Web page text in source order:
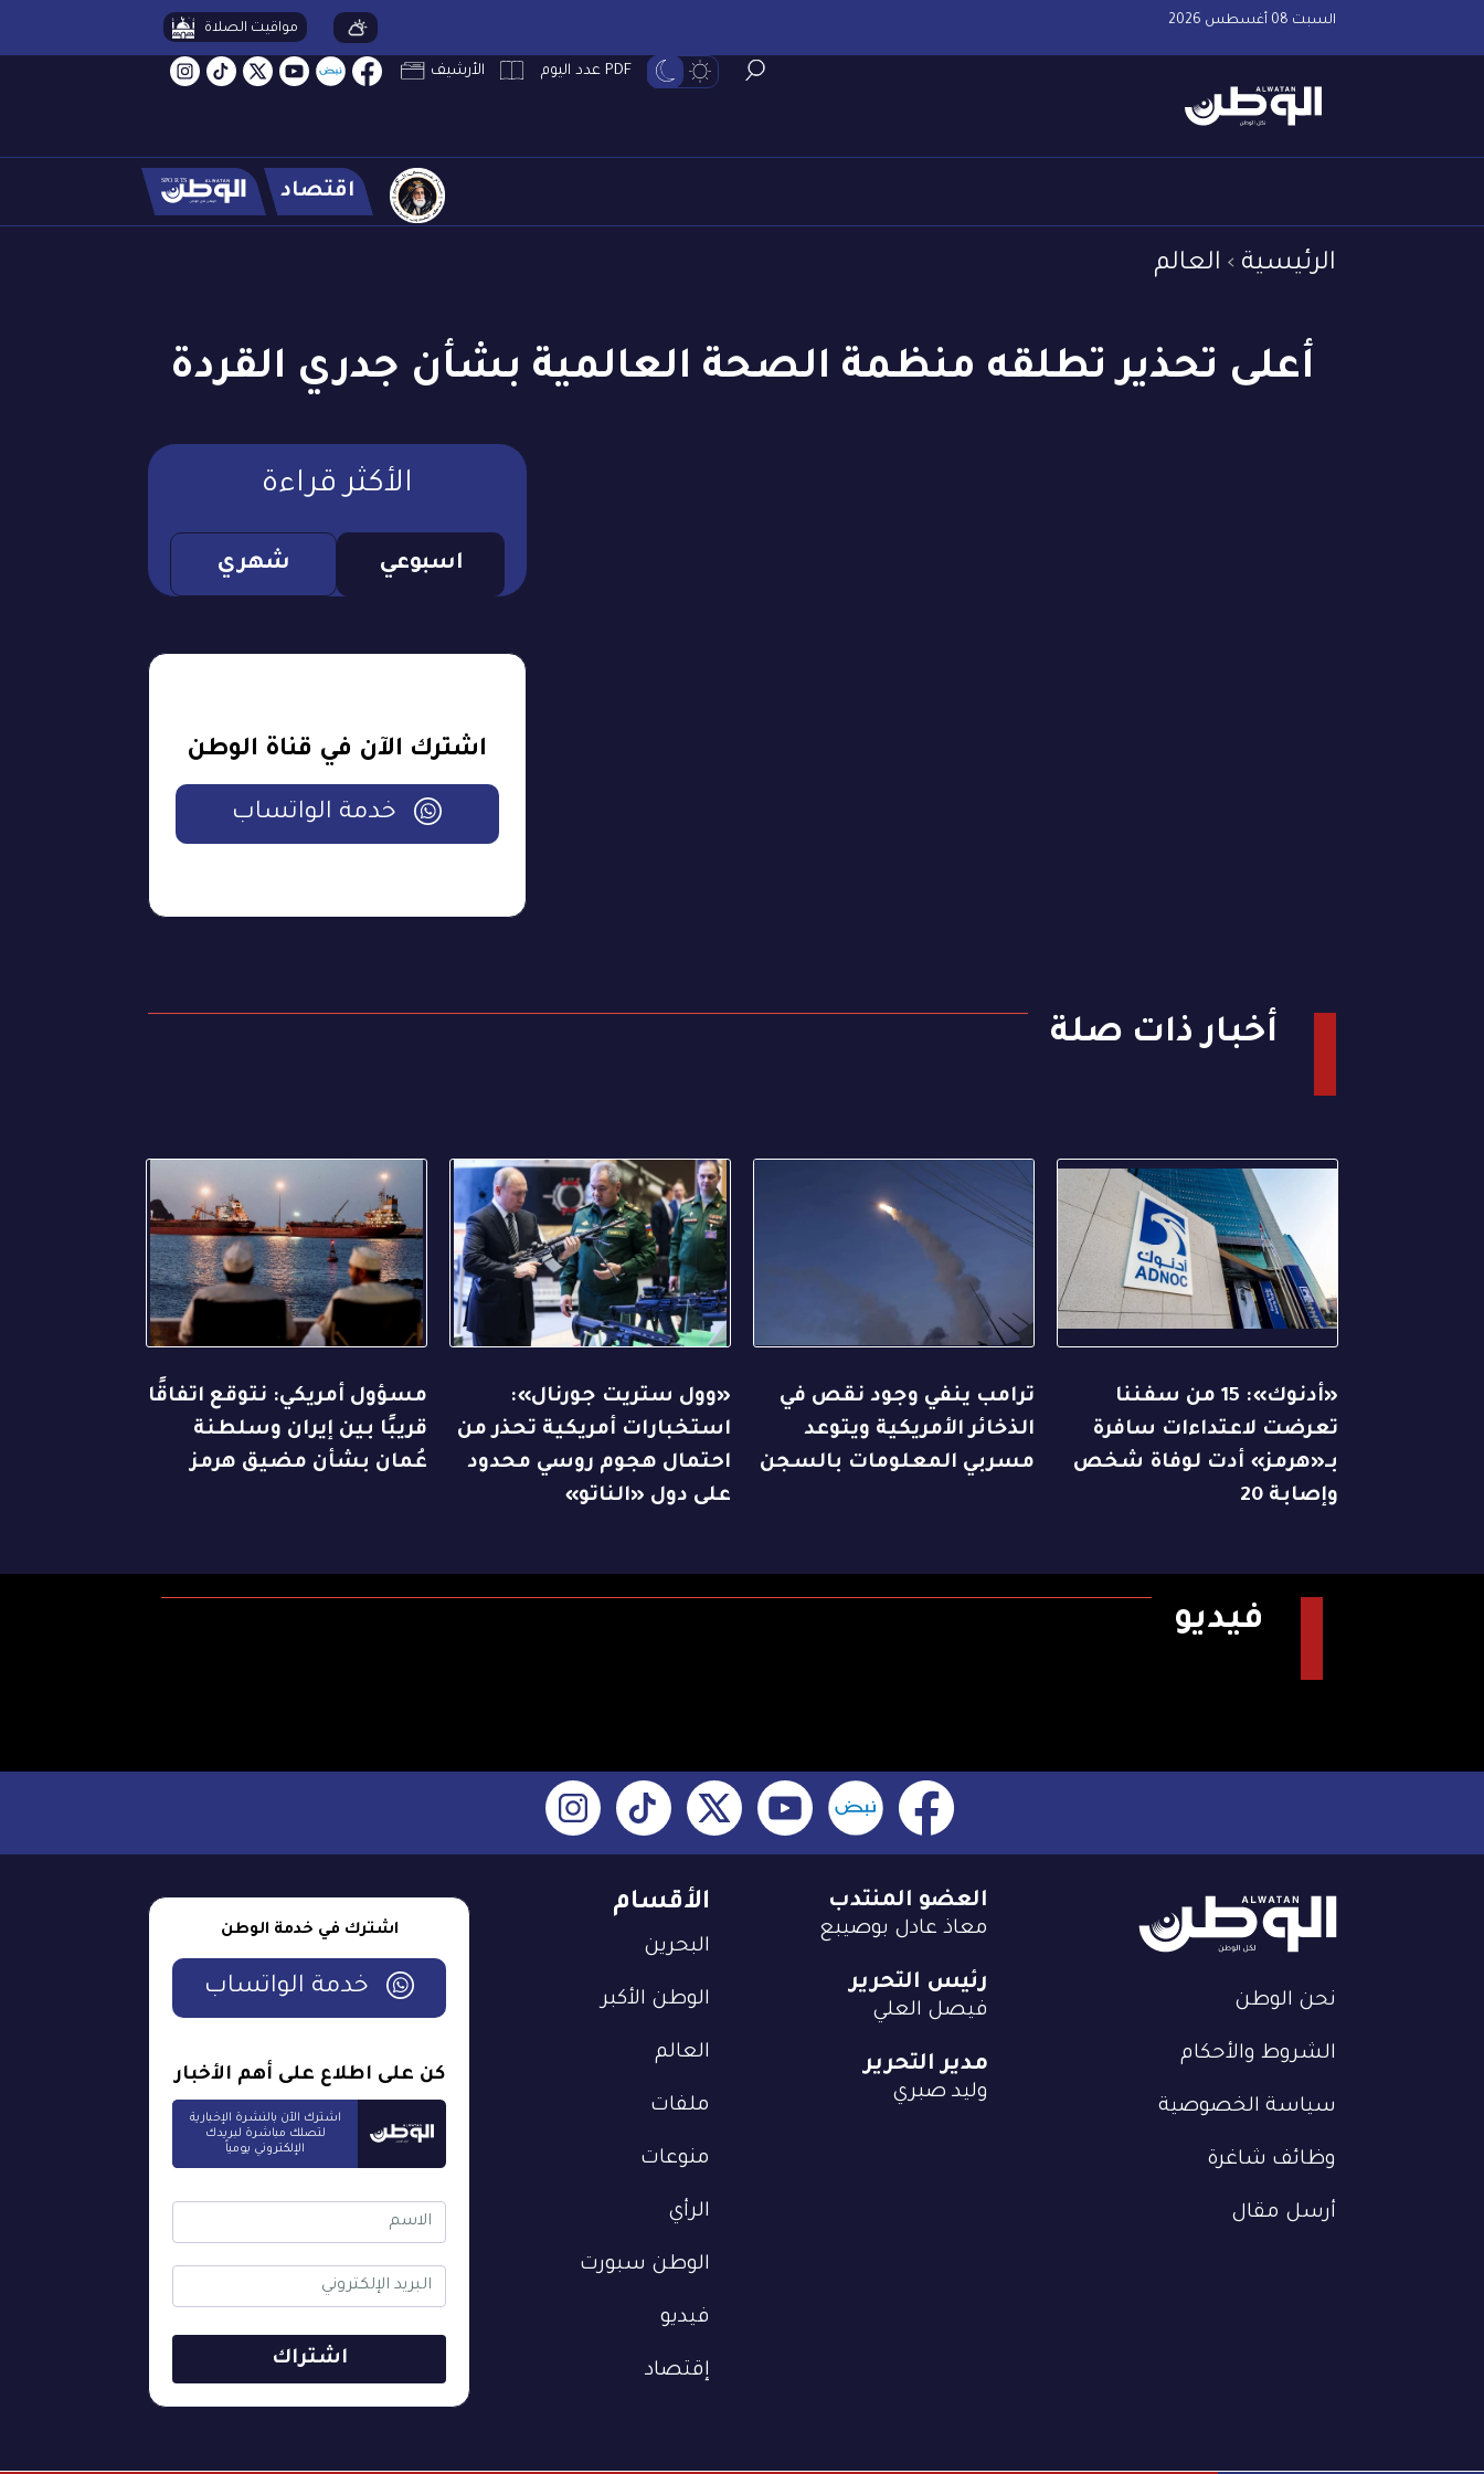
السبت 08 أغسطس 2026 مواقيت الصلاة
PDF عدد اليوم الأرشيف
اقتصاد
الرئيسية العالم
أعلى تحذير تطلقه منظمة الصحة العالمية بشأن جدري القردة
الأكثر قراءة
اسبوعي شهري
اشترك الآن في قناة الوطن
خدمة الواتساب
أخبار ذات صلة
«أدنوك»: 15 من سفننا
تعرضت لاعتداءات سافرة
بـ«هرمز» أدت لوفاة شخص
وإصابة 20
ترامب ينفي وجود نقص في
الذخائر الأمريكية ويتوعد
مسربي المعلومات بالسجن
«وول ستريت جورنال»:
استخبارات أمريكية تحذر من
احتمال هجوم روسي محدود
على دول «الناتو»
مسؤول أمريكي: نتوقع اتفاقًا
قريبًا بين إيران وسلطنة
عُمان بشأن مضيق هرمز
فيديو
نحن الوطن
الشروط والأحكام
سياسة الخصوصية
وظائف شاغرة
أرسل مقال
الأقسام
البحرين
الوطن الأكبر
العالم
ملفات
منوعات
الرأي
الوطن سبورت
فيديو
إقتصاد
العضو المنتدب
معاذ عادل بوصيبع
رئيس التحرير
فيصل العلي
مدير التحرير
وليد صبري
اشترك في خدمة الوطن
خدمة الواتساب
كن على اطلاع على أهم الأخبار
اشترك الآن بالنشرة الإخبارية
لتصلك مباشرة لبريدك
الإلكتروني يومياً
اشتراك